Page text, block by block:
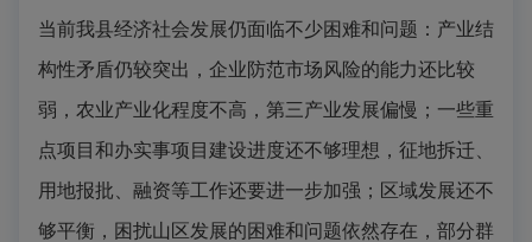
当前我县经济社会发展仍面临不少困难和问题：产业结
构性矛盾仍较突出，企业防范市场风险的能力还比较
弱，农业产业化程度不高，第三产业发展偏慢；一些重
点项目和办实事项目建设进度还不够理想，征地拆迁、
用地报批、融资等工作还要进一步加强；区域发展还不
够平衡，困扰山区发展的困难和问题依然存在，部分群